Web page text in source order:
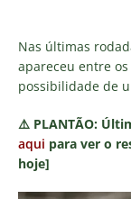
Nas últimas
apareceu entre
possibilidade de
⚠️ PLANTÃO:
aqui para ver o
hoje]